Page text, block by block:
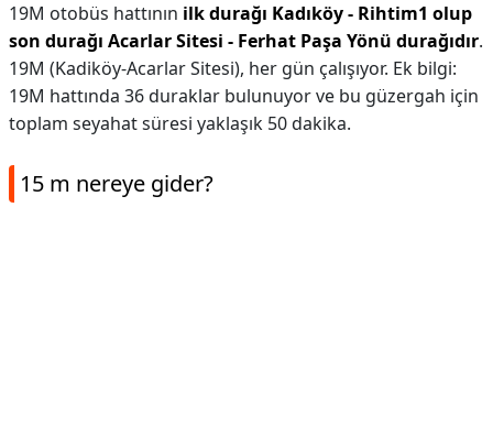
19M otobüs hattının ilk durağı Kadıköy - Rihtim1 olup
son durağı Acarlar Sitesi - Ferhat Paşa Yönü durağıdır.
19M (Kadiköy-Acarlar Sitesi), her gün çalışıyor. Ek bilgi:
19M hattında 36 duraklar bulunuyor ve bu güzergah için
toplam seyahat süresi yaklaşık 50 dakika.
15 m nereye gider?